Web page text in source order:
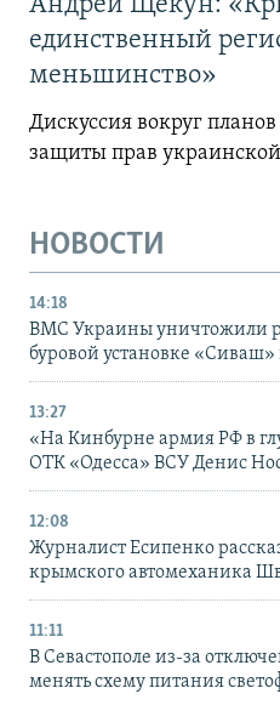
единственный
меньшинство»
Дискуссия вокруг
защиты прав
НОВОСТИ
14:18
ВМС Украины уничтожили
буровой установке
13:27
«На Кинбурне армия РФ в
ОТК «Одесса» ВСУ Денис
12:08
Журналист Есипенко
крымского автомеханика
11:11
В Севастополе из-за
менять схему питания